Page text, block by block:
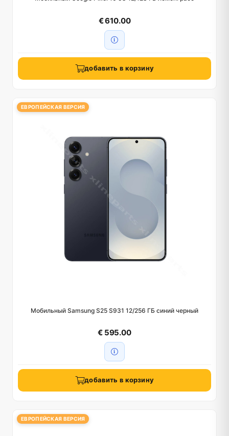
€ 610.00
добавить в корзину
ЕВРОПЕЙСКАЯ ВЕРСИЯ
Мобильный Samsung S25 S931 12/256 ГБ синий черный
€ 595.00
добавить в корзину
ЕВРОПЕЙСКАЯ ВЕРСИЯ